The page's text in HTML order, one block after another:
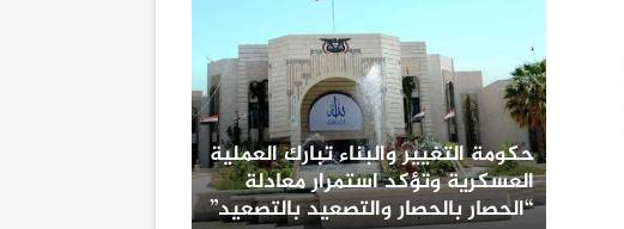
حكومة التغيير والبناء تبارك العملية
العسكرية وتؤكد استمرار معادلة
“الحصار بالحصار والتصعيد بالتصعيد”